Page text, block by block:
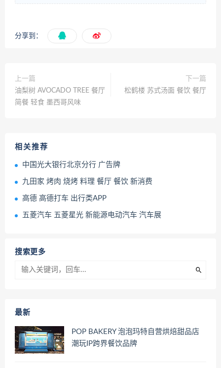
分享到：
上一篇
油梨树 AVOCADO TREE 餐厅
简餐 轻食 墨西哥风味
下一篇
松鹤楼 苏式汤面 餐饮 餐厅
相关推荐
中国光大银行北京分行 广告牌
九田家 烤肉 烧烤 料理 餐厅 餐饮 新消费
高德 高德打车 出行类APP
五菱汽车 五菱星光 新能源电动汽车 汽车展
搜索更多
最新
POP BAKERY 泡泡玛特自营烘焙甜品店
潮玩IP跨界餐饮品牌